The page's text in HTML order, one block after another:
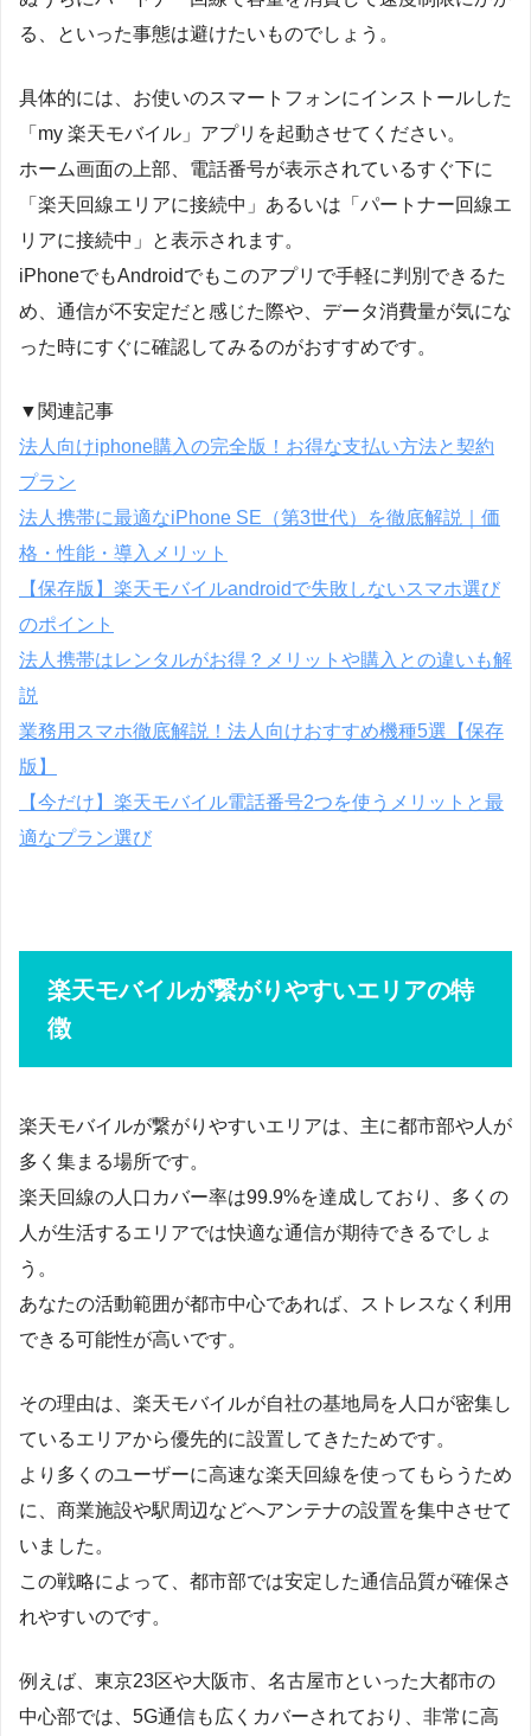
る、といった事態は避けたいものでしょう。
具体的には、お使いのスマートフォンにインストールした
「my 楽天モバイル」アプリを起動させてください。
ホーム画面の上部、電話番号が表示されているすぐ下に
「楽天回線エリアに接続中」あるいは「パートナー回線エ
リアに接続中」と表示されます。
iPhoneでもAndroidでもこのアプリで手軽に判別できるた
め、通信が不安定だと感じた際や、データ消費量が気にな
った時にすぐに確認してみるのがおすすめです。
▼関連記事
法人向けiphone購入の完全版！お得な支払い方法と契約
プラン
法人携帯に最適なiPhone SE（第3世代）を徹底解説｜価
格・性能・導入メリット
【保存版】楽天モバイルandroidで失敗しないスマホ選び
のポイント
法人携帯はレンタルがお得？メリットや購入との違いも解
説
業務用スマホ徹底解説！法人向けおすすめ機種5選【保存
版】
【今だけ】楽天モバイル電話番号2つを使うメリットと最
適なプラン選び
楽天モバイルが繋がりやすいエリアの特
徴
楽天モバイルが繋がりやすいエリアは、主に都市部や人が
多く集まる場所です。
楽天回線の人口カバー率は99.9%を達成しており、多くの
人が生活するエリアでは快適な通信が期待できるでしょ
う。
あなたの活動範囲が都市中心であれば、ストレスなく利用
できる可能性が高いです。
その理由は、楽天モバイルが自社の基地局を人口が密集し
ているエリアから優先的に設置してきたためです。
より多くのユーザーに高速な楽天回線を使ってもらうため
に、商業施設や駅周辺などへアンテナの設置を集中させて
いました。
この戦略によって、都市部では安定した通信品質が確保さ
れやすいのです。
例えば、東京23区や大阪市、名古屋市といった大都市の
中心部では、5G通信も広くカバーされており、非常に高